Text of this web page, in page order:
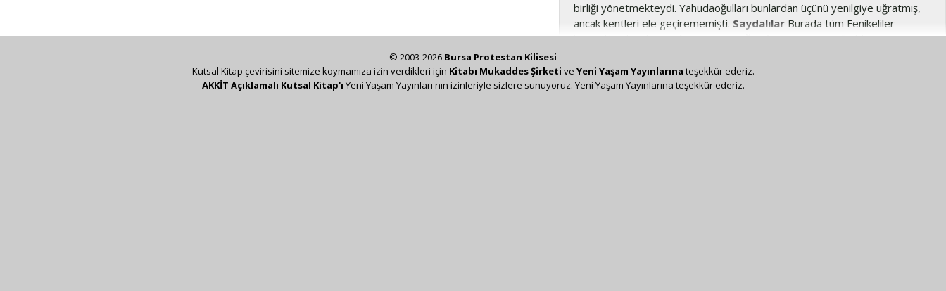
birliği yönetmekteydi. Yahudaoğulları bunlardan üçünü yenilgiye uğratmış,
ancak kentleri ele geçirememişti. Saydalılar Burada tüm Fenikeliler
kastedilmektedir.Baal-Hermon Dağı’ndanHermon Dağı (bkz.1Ta.5:23).
uzanan bölge.
© 2003-2026 Bursa Protestan Kilisesi
Kutsal Kitap çevirisini sitemize koymamıza izin verdikleri için Kitabı Mukaddes Şirketi ve Yeni Yaşam Yayınlarına teşekkür ederiz.
AKKİT Açıklamalı Kutsal Kitap'ı Yeni Yaşam Yayınları'nın izinleriyle sizlere sunuyoruz. Yeni Yaşam Yayınlarına teşekkür ederiz.